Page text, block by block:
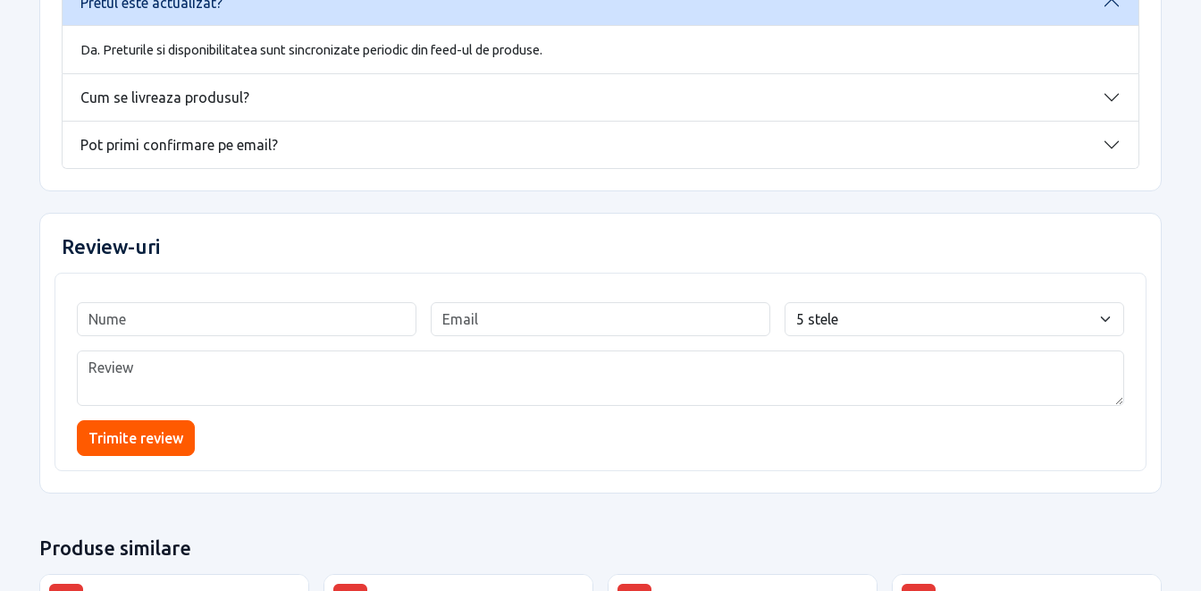
Da. Preturile si disponibilitatea sunt sincronizate periodic din feed-ul de produse.
Cum se livreaza produsul?
Pot primi confirmare pe email?
Review-uri
Trimite review
Produse similare